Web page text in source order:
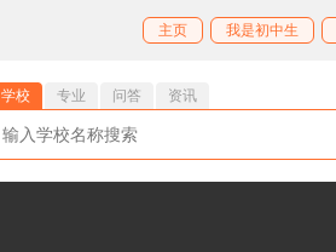
主页 我是初中生
学校 专业 问答
资讯